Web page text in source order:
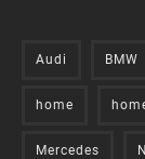
Audi BMW
home
Mercedes